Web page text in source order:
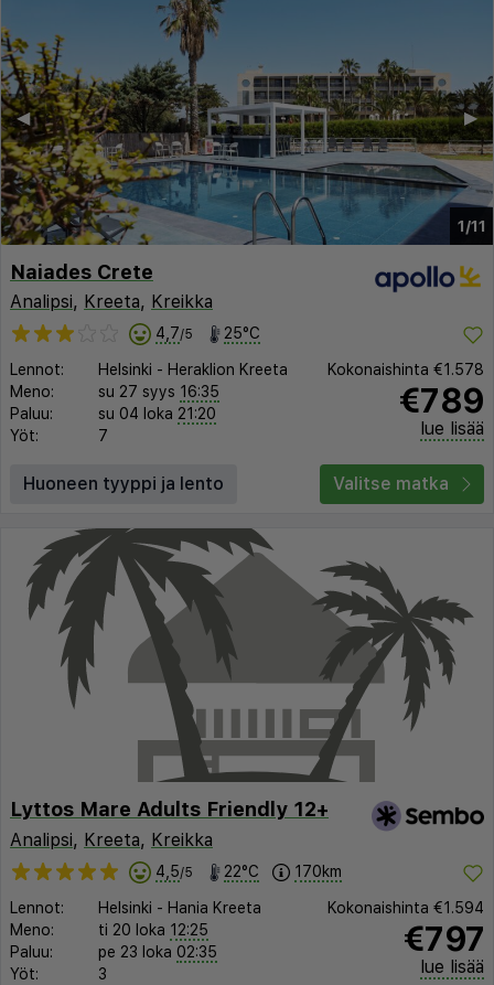
1/11
▶︎
◀︎
Naiades Crete
Analipsi, Kreeta, Kreikka
4,7/5 25°C
Lennot: Helsinki - Heraklion Kreeta
Meno:
su 27 syys 16:35
Paluu:
su 04 loka 21:20
Yöt:
7
Kokonaishinta €1.578
€789
lue lisää
Huoneen tyyppi ja lento Valitse matka
Lyttos Mare Adults Friendly 12+
Analipsi, Kreeta, Kreikka
4,5/5 22°C 170km
Lennot: Helsinki - Hania Kreeta
Meno:
ti 20 loka 12:25
Paluu:
pe 23 loka 02:35
Yöt:
3
Kokonaishinta €1.594
€797
lue lisää